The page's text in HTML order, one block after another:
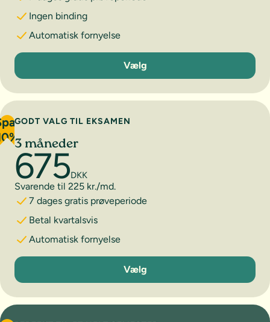
Ingen binding
Automatisk fornyelse
1 måned
Vælg
GODT VALG TIL EKSAMEN
3 måneder
675DKK
Svarende til 225 kr./md.
7 dages gratis prøveperiode
Betal kvartalsvis
Automatisk fornyelse
3 måneder
Vælg